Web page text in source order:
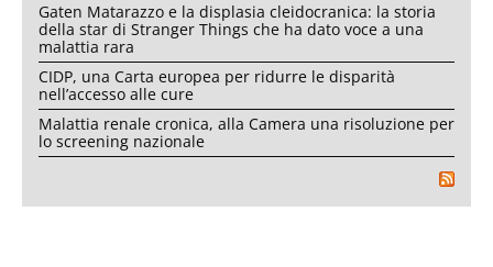
Gaten Matarazzo e la displasia cleidocranica: la storia
della star di Stranger Things che ha dato voce a una
malattia rara
CIDP, una Carta europea per ridurre le disparità
nell’accesso alle cure
Malattia renale cronica, alla Camera una risoluzione per
lo screening nazionale